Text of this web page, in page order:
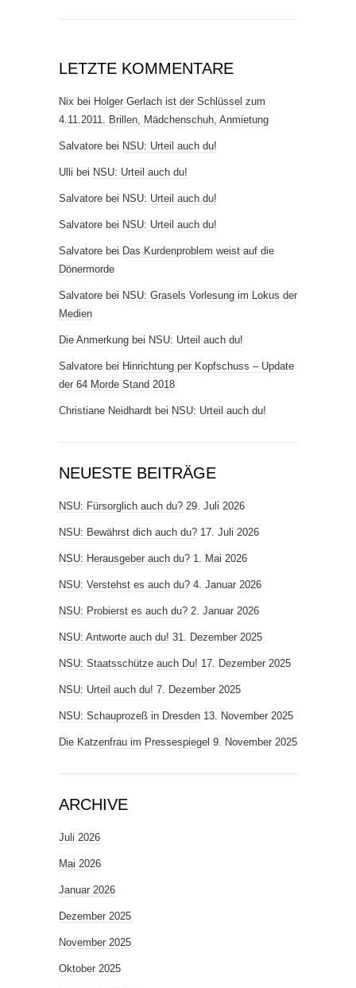
LETZTE KOMMENTARE
Nix bei Holger Gerlach ist der Schlüssel zum
4.11.2011. Brillen, Mädchenschuh, Anmietung
Salvatore bei NSU: Urteil auch du!
Ulli bei NSU: Urteil auch du!
Salvatore bei NSU: Urteil auch du!
Salvatore bei NSU: Urteil auch du!
Salvatore bei Das Kurdenproblem weist auf die
Dönermorde
Salvatore bei NSU: Grasels Vorlesung im Lokus der
Medien
Die Anmerkung bei NSU: Urteil auch du!
Salvatore bei Hinrichtung per Kopfschuss – Update
der 64 Morde Stand 2018
Christiane Neidhardt bei NSU: Urteil auch du!
NEUESTE BEITRÄGE
NSU: Fürsorglich auch du? 29. Juli 2026
NSU: Bewährst dich auch du? 17. Juli 2026
NSU: Herausgeber auch du? 1. Mai 2026
NSU: Verstehst es auch du? 4. Januar 2026
NSU: Probierst es auch du? 2. Januar 2026
NSU: Antworte auch du! 31. Dezember 2025
NSU: Staatsschütze auch Du! 17. Dezember 2025
NSU: Urteil auch du! 7. Dezember 2025
NSU: Schauprozeß in Dresden 13. November 2025
Die Katzenfrau im Pressespiegel 9. November 2025
ARCHIVE
Juli 2026
Mai 2026
Januar 2026
Dezember 2025
November 2025
Oktober 2025